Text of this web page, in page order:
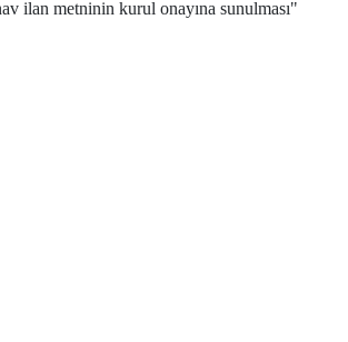
ilan metninin kurul onayına sunulması"